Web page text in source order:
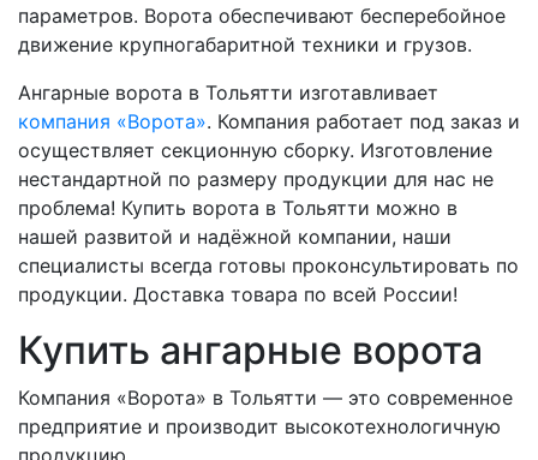
параметров. Ворота обеспечивают бесперебойное
движение крупногабаритной техники и грузов.
Ангарные ворота в Тольятти изготавливает
компания «Ворота». Компания работает под заказ и
осуществляет секционную сборку. Изготовление
нестандартной по размеру продукции для нас не
проблема! Купить ворота в Тольятти можно в
нашей развитой и надёжной компании, наши
специалисты всегда готовы проконсультировать по
продукции. Доставка товара по всей России!
Купить ангарные ворота
Компания «Ворота» в Тольятти — это современное
предприятие и производит высокотехнологичную
продукцию.